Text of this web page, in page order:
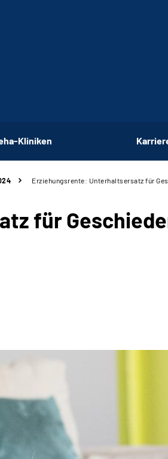
Kliniken
Erziehungsrente: Unterhaltsersatz für
für